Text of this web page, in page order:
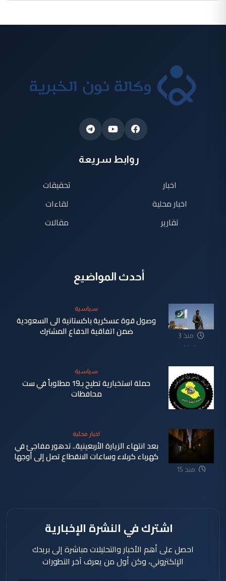
روابط سريعة
اخبار
اخبار محلية
تقارير
تحقيقات
لقاءات
مقالات
أحدث المواضيع
منذ 3
دقيقة
سياسية
وصول قوة عسكرية باكستانية الى السعودية
ضمن اتفاقية الدفاع المشترك
دقيقة
سياسية
حملة استخبارية تطيح بـ19 مطلوباً في ست
محافظات
منذ 15
اخبار محلية
بعد انتهاء الزيارة الأربعينية.. تدهور مفاجئ في
كهرباء كربلاء وساعات الانقطاع تصل إلى أوجها
اشترك في النشرة الإخبارية
احصل على أهم الأخبار والتحليلات مباشرة إلى بريدك
الإلكتروني، وكن أول من يعرف آخر التطورات